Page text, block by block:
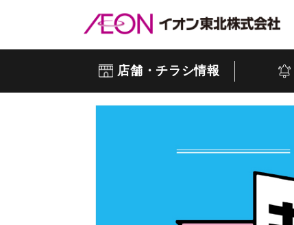
店舗・チラシ情報